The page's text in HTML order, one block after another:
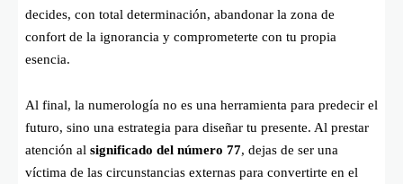
decides, con total determinación, abandonar la zona de
confort de la ignorancia y comprometerte con tu propia
esencia.
Al final, la numerología no es una herramienta para predecir el
futuro, sino una estrategia para diseñar tu presente. Al prestar
atención al significado del número 77, dejas de ser una
víctima de las circunstancias externas para convertirte en el